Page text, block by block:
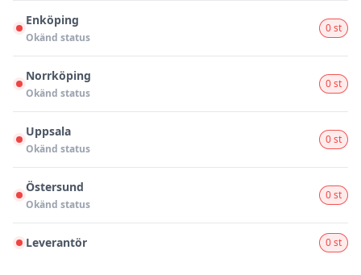
Enköping
Okänd status
0 st
Norrköping
Okänd status
0 st
Uppsala
Okänd status
0 st
Östersund
Okänd status
0 st
Leverantör 0 st